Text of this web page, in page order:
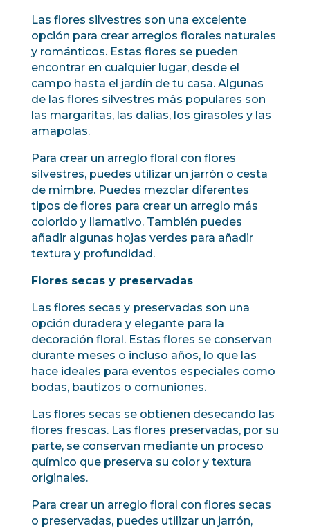
Las flores silvestres son una excelente
opción para crear arreglos florales naturales
y románticos. Estas flores se pueden
encontrar en cualquier lugar, desde el
campo hasta el jardín de tu casa. Algunas
de las flores silvestres más populares son
las margaritas, las dalias, los girasoles y las
amapolas.
Para crear un arreglo floral con flores
silvestres, puedes utilizar un jarrón o cesta
de mimbre. Puedes mezclar diferentes
tipos de flores para crear un arreglo más
colorido y llamativo. También puedes
añadir algunas hojas verdes para añadir
textura y profundidad.
Flores secas y preservadas
Las flores secas y preservadas son una
opción duradera y elegante para la
decoración floral. Estas flores se conservan
durante meses o incluso años, lo que las
hace ideales para eventos especiales como
bodas, bautizos o comuniones.
Las flores secas se obtienen desecando las
flores frescas. Las flores preservadas, por su
parte, se conservan mediante un proceso
químico que preserva su color y textura
originales.
Para crear un arreglo floral con flores secas
o preservadas, puedes utilizar un jarrón,